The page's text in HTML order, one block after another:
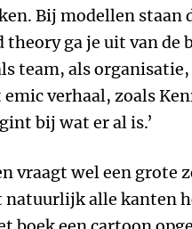
Bij modellen staan
ga je uit van de
team, als
verhaal, zoals
bij wat er al is.’
vraagt wel een grote
natuurlijk alle kanten